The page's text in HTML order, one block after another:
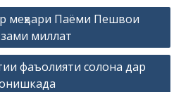
меҳвари Паёми Пешвои
миллат
фаъолияти солона дар